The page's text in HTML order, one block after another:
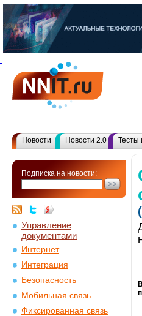
Новости Новости 2.0 Тесты
Подписка на новости:
Управление
документами
Интернет
Интеграция
Безопасность
Мобильная связь
Фиксированная связь